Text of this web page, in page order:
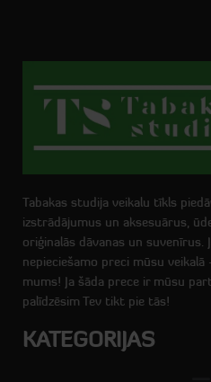
Tabakas studija veikalu tīkls
izstrādājumus un aksesuārus,
oriģinalās dāvanas un suvenīrus.
nepieciešamo preci mūsu
mums! Ja šāda prece ir mūsu
palīdzēsim Tev tikt pie tās!
KATEGORIJAS